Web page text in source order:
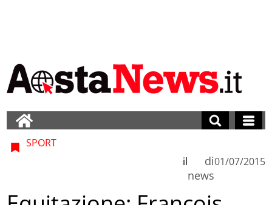
SPORT
di
news
il 01/07/2015